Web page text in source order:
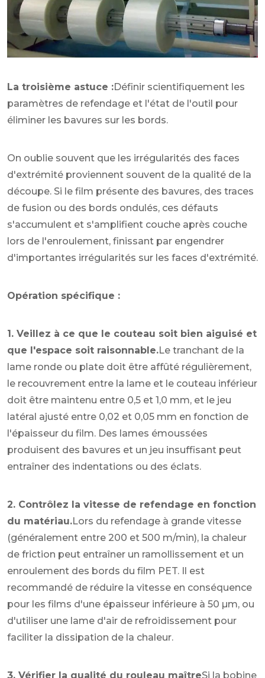
La troisième astuce :Définir scientifiquement les
paramètres de refendage et l'état de l'outil pour
éliminer les bavures sur les bords.
On oublie souvent que les irrégularités des faces
d'extrémité proviennent souvent de la qualité de la
découpe. Si le film présente des bavures, des traces
de fusion ou des bords ondulés, ces défauts
s'accumulent et s'amplifient couche après couche
lors de l'enroulement, finissant par engendrer
d'importantes irrégularités sur les faces d'extrémité.
Opération spécifique :
1. Veillez à ce que le couteau soit bien aiguisé et
que l'espace soit raisonnable.Le tranchant de la
lame ronde ou plate doit être affûté régulièrement,
le recouvrement entre la lame et le couteau inférieur
doit être maintenu entre 0,5 et 1,0 mm, et le jeu
latéral ajusté entre 0,02 et 0,05 mm en fonction de
l'épaisseur du film. Des lames émoussées
produisent des bavures et un jeu insuffisant peut
entraîner des indentations ou des éclats.
2. Contrôlez la vitesse de refendage en fonction
du matériau.Lors du refendage à grande vitesse
(généralement entre 200 et 500 m/min), la chaleur
de friction peut entraîner un ramollissement et un
enroulement des bords du film PET. Il est
recommandé de réduire la vitesse en conséquence
pour les films d'une épaisseur inférieure à 50 µm, ou
d'utiliser une lame d'air de refroidissement pour
faciliter la dissipation de la chaleur.
3. Vérifier la qualité du rouleau maîtreSi la bobine